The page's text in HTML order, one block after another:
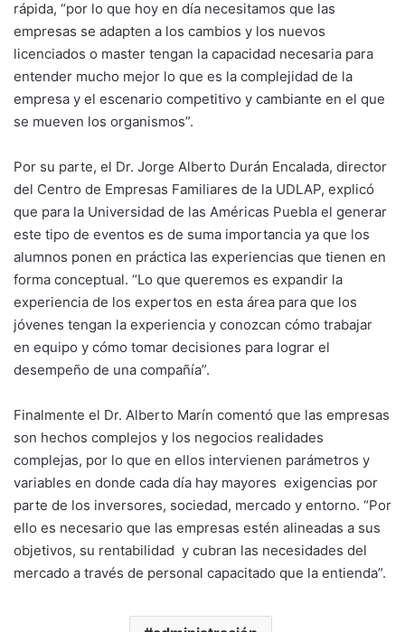
rápida, “por lo que hoy en día necesitamos que las
empresas se adapten a los cambios y los nuevos
licenciados o master tengan la capacidad necesaria para
entender mucho mejor lo que es la complejidad de la
empresa y el escenario competitivo y cambiante en el que
se mueven los organismos”.
Por su parte, el Dr. Jorge Alberto Durán Encalada, director
del Centro de Empresas Familiares de la UDLAP, explicó
que para la Universidad de las Américas Puebla el generar
este tipo de eventos es de suma importancia ya que los
alumnos ponen en práctica las experiencias que tienen en
forma conceptual. “Lo que queremos es expandir la
experiencia de los expertos en esta área para que los
jóvenes tengan la experiencia y conozcan cómo trabajar
en equipo y cómo tomar decisiones para lograr el
desempeño de una compañía”.
Finalmente el Dr. Alberto Marín comentó que las empresas
son hechos complejos y los negocios realidades
complejas, por lo que en ellos intervienen parámetros y
variables en donde cada día hay mayores exigencias por
parte de los inversores, sociedad, mercado y entorno. “Por
ello es necesario que las empresas estén alineadas a sus
objetivos, su rentabilidad y cubran las necesidades del
mercado a través de personal capacitado que la entienda”.